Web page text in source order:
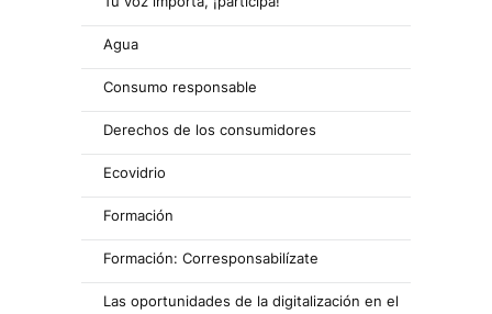
Agua
Consumo responsable
Derechos de los consumidores
Ecovidrio
Formación
Formación: Corresponsabilízate
Las oportunidades de la digitalización en el